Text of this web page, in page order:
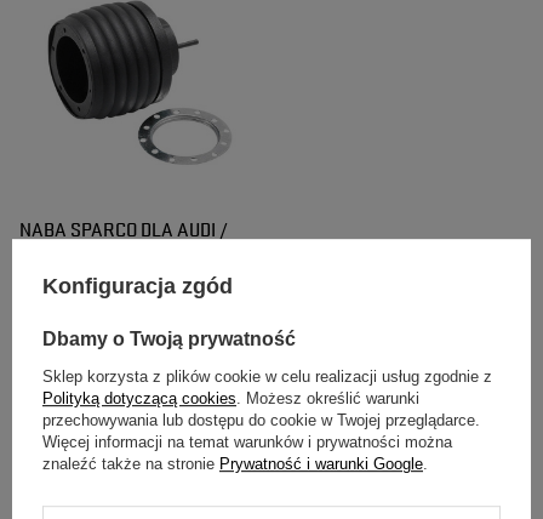
NABA SPARCO DLA AUDI /
VOLKSWAGEN
Konfiguracja zgód
Dbamy o Twoją prywatność
Sklep korzysta z plików cookie w celu realizacji usług zgodnie z
Polityką dotyczącą cookies. Możesz określić warunki
przechowywania lub dostępu do cookie w Twojej przeglądarce.
Więcej informacji na temat warunków i prywatności można
znaleźć także na stronie Prywatność i warunki Google.